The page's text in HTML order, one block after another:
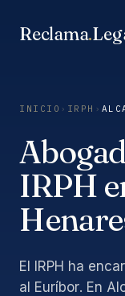
Reclama.
INICIO › IRPH ›
IRPH
El IRPH ha
al Euríbor. En